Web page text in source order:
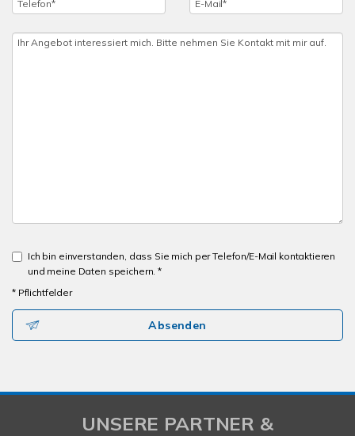
Ich bin einverstanden, dass Sie mich per Telefon/E-Mail kontaktieren
und meine Daten speichern. *
* Pflichtfelder
Absenden
UNSERE PARTNER &